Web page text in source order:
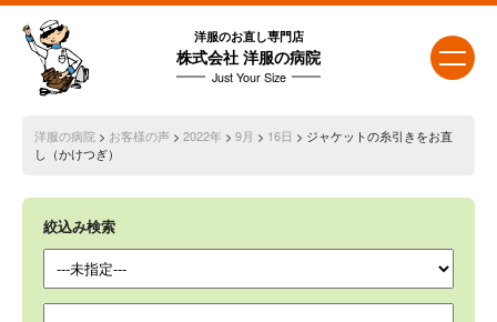
洋服のお直し専門店
株式会社 洋服の病院
Just Your Size
洋服の病院 > お客様の声> 2022年 > 9月 > 16日 > ジャケットの糸引きをお直
し（かけつぎ）
絞込み検索